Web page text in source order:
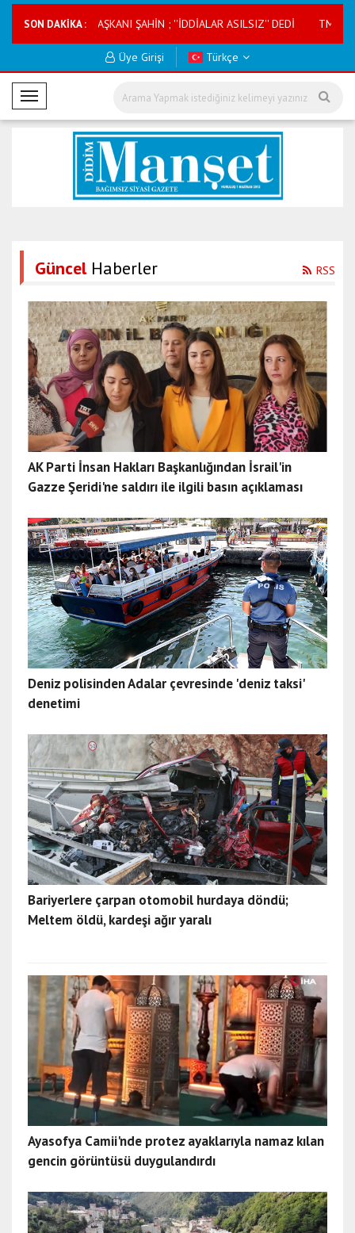
SON DAKİKA :
BAŞKANI ŞAHİN ; ''İDDİALAR ASILSIZ'' DEDİ TMVFL Milli
Üye Girişi Türkçe
M
o
GüncelHaberler RSS
AK Parti İnsan Hakları Başkanlığından İsrail'in
Gazze Şeridi'ne saldırı ile ilgili basın açıklaması
Deniz polisinden Adalar çevresinde 'deniz taksi'
denetimi
Bariyerlere çarpan otomobil hurdaya döndü;
Meltem öldü, kardeşi ağır yaralı
Ayasofya Camii'nde protez ayaklarıyla namaz kılan
gencin görüntüsü duygulandırdı